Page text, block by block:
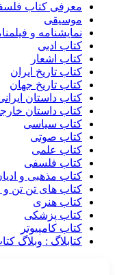
معرفی کتاب
موسیقی
نمایشنامه و
کتاب ادبی
کتاب اشعار
کتاب تاریخ ایران
کتاب تاریخ جهان
کتاب داستان
کتاب داستان
کتاب سیاسی
کتاب صوتی
کتاب علمی
کتاب فلسفی
کتاب مذهبی و
کتاب های تن تن و
کتاب هنری
کتاب پزشکی
کتاب کامپیوتر
کتابلاگ : وبلاگ